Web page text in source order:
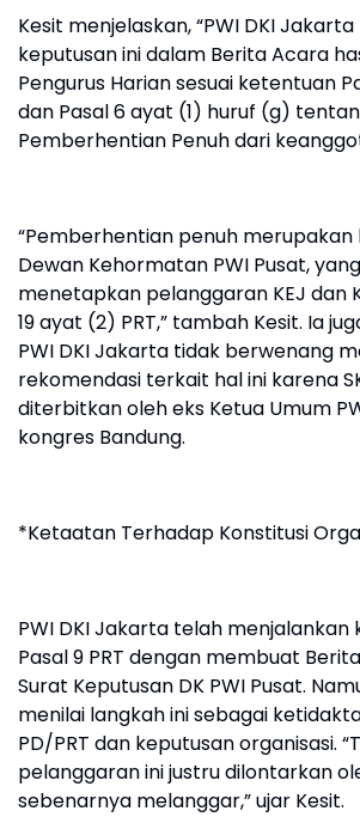
Kesit menjelaskan, “PWI DKI
keputusan ini dalam Berita Acara
Pengurus Harian sesuai ketentuan
dan Pasal 6 ayat (1) huruf (g)
Pemberhentian Penuh dari
“Pemberhentian penuh
Dewan Kehormatan PWI Pusat,
menetapkan pelanggaran KEJ dan
19 ayat (2) PRT,” tambah Kesit. Ia
PWI DKI Jakarta tidak berwenang
rekomendasi terkait hal ini karena
diterbitkan oleh eks Ketua Umum
kongres Bandung.
*Ketaatan Terhadap Konstitusi
PWI DKI Jakarta telah menjalankan
Pasal 9 PRT dengan membuat
Surat Keputusan DK PWI Pusat.
menilai langkah ini sebagai
PD/PRT dan keputusan organisasi.
pelanggaran ini justru dilontarkan
sebenarnya melanggar,” ujar Kesit.